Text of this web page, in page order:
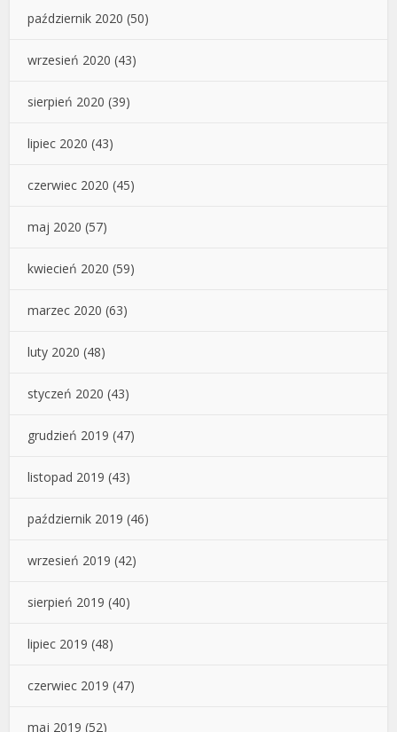
październik 2020 (50)
wrzesień 2020 (43)
sierpień 2020 (39)
lipiec 2020 (43)
czerwiec 2020 (45)
maj 2020 (57)
kwiecień 2020 (59)
marzec 2020 (63)
luty 2020 (48)
styczeń 2020 (43)
grudzień 2019 (47)
listopad 2019 (43)
październik 2019 (46)
wrzesień 2019 (42)
sierpień 2019 (40)
lipiec 2019 (48)
czerwiec 2019 (47)
maj 2019 (52)